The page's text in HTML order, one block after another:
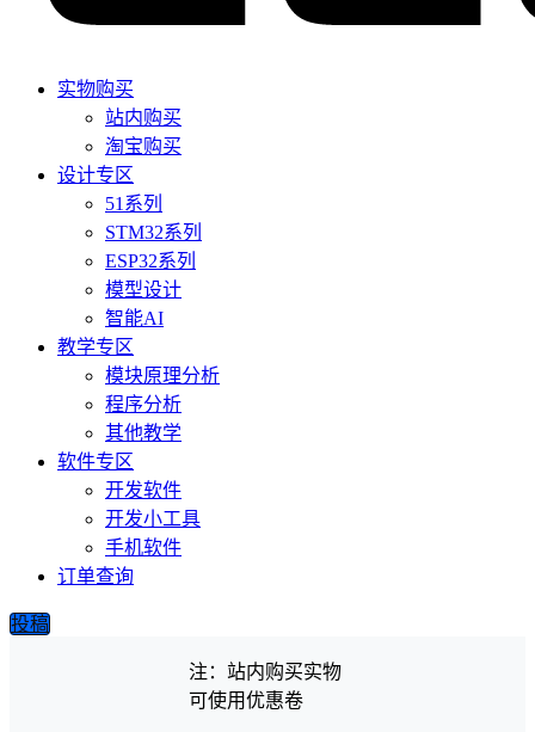
实物购买
站内购买
淘宝购买
设计专区
51系列
STM32系列
ESP32系列
模型设计
智能AI
教学专区
模块原理分析
程序分析
其他教学
软件专区
开发软件
开发小工具
手机软件
订单查询
投稿
注：站内购买实物
可使用优惠卷